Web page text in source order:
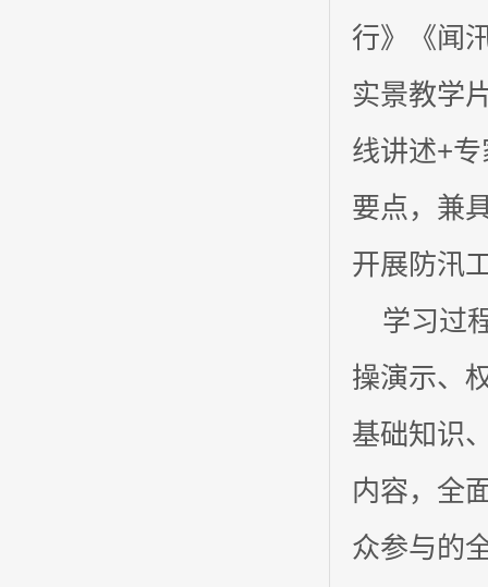
行》《闻
实景教学
线讲述+
要点，兼
开展防汛
学习过
操演示、
基础知识
内容，全
众参与的